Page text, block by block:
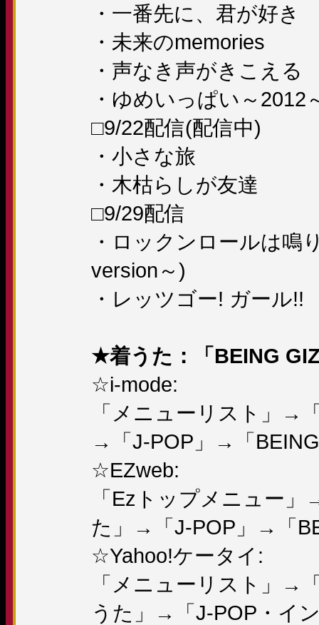
・一番先に、君が好き
・未来のmemories
・声なき声がきこえる
・ゆめいっぱい～2012
□9/22配信(配信中)
・小さな旅
・木枯らしが友達
□9/29配信
・ロックンロールは鳴
version～)
・レッツゴー! ガール!!
★着うた：「BEING
☆i-mode:
「メニューリスト」→
→「J-POP」→「
☆EZweb:
「Ezトップメニュー
た」→「J-POP」→「
☆Yahoo!ケータイ:
「メニューリスト」→
うた」→「J-POP・イ